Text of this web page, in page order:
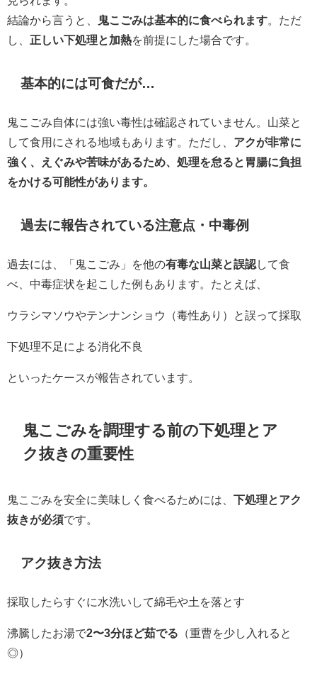
結論から言うと、
鬼こごみは基本的に食べられます 。ただ
し、 正しい下処理と加熱を前提にした場合です。
基本的には可食だが…
鬼こごみ自体には強い毒性は確認されていません。山菜と
して食用にされる地域もあります。ただし、 アクが非常に
強く、えぐみや苦味があるため、処理を怠ると胃腸に負担
をかける可能性があります。
過去に報告されている注意点・中毒例
過去には、「鬼こごみ」を他の有毒な山菜と誤認して食
べ、中毒症状を起こした例もあります。たとえば、
ウラシマソウやテンナンショウ（毒性あり）と誤って採取
下処理不足による消化不良
といったケースが報告されています。
鬼こごみを調理する前の下処理とア
ク抜きの重要性
鬼こごみを安全に美味しく食べるためには、 下処理とアク
抜きが必須です。
アク抜き方法
採取したらすぐに水洗いして綿毛や土を落とす
沸騰したお湯で2〜3分ほど茹でる （重曹を少し入れると
◎）